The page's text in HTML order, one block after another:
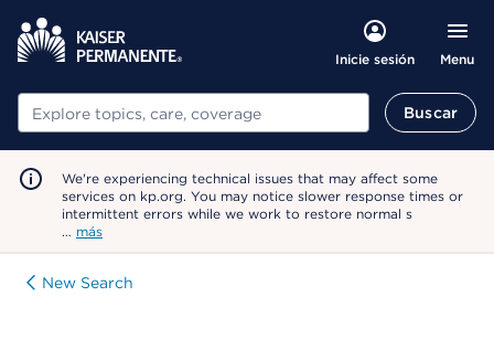
Inicie sesión Menu
Buscar Buscar
We're experiencing technical issues that may affect some
services on kp.org. You may notice slower response times or
intermittent errors while we work to restore normal s
… más
New Search